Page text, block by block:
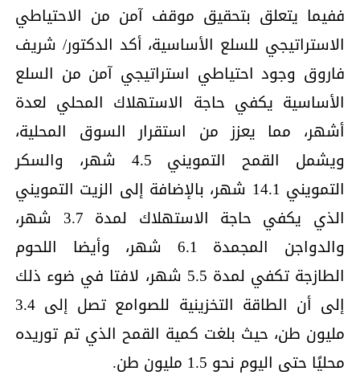
ففيما يتعلق بتحقيق موقف آمن من الاحتياطي
الاستراتيجي للسلع الأساسية، أكد الدكتور/ شريف
فاروق وجود احتياطي استراتيجي آمن من السلع
الأساسية يكفي حاجة الاستهلاك المحلي لعدة
أشهر، مما يعزز من استقرار السوق المحلية،
ويشمل القمح التمويني 4.5 شهر، والسكر
التمويني 14.1 شهر، بالإضافة إلى الزيت التمويني
الذي يكفي حاجة الاستهلاك لمدة 3.7 شهر،
والدواجن المجمدة 6.1 شهر، وأيضا اللحوم
الطازجة تكفي لمدة 5.5 شهر، لافتا في ضوء ذلك
إلى أن الطاقة التخزينية للصوامع تصل إلى 3.4
مليون طن، حيث بلغت كمية القمح الذي تم توريده
محليًا حتى اليوم نحو 1.5 مليون طن.